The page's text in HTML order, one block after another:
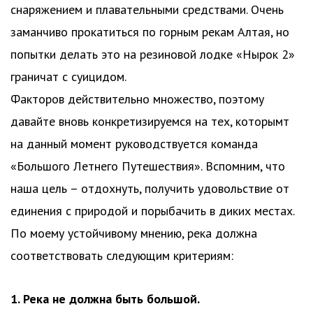
снаряжением и плавательными средствами. Очень
заманчиво прокатиться по горным рекам Алтая, но
попытки делать это на резиновой лодке «Нырок 2»
граничат с суицидом.
Факторов действительно множество, поэтому
давайте вновь конкретизируемся на тех, которымт
на данный момент руководствуется команда
«Большого Летнего Путешествия». Вспомним, что
наша цель – отдохнуть, получить удовольствие от
единения с природой и порыбачить в диких местах.
По моему устойчивому мнению, река должна
соответствовать следующим критериям:
1. Река не должна быть большой.